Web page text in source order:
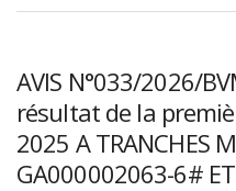
AVIS N°033/2026/
résultat de la
2025 A TRANCHES
GA000002063-6#